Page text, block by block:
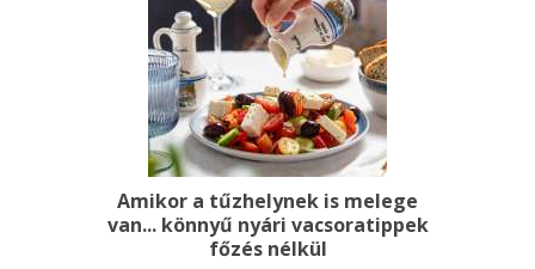
Amikor a tűzhelynek is melege
van... könnyű nyári vacsoratippek
főzés nélkül